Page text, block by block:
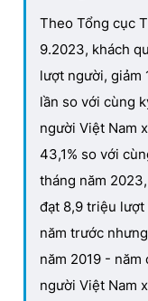
Theo Tổng cục
9.2023, khách
lượt người, giảm
lần so với cùng
người Việt Nam
43,1% so với
tháng năm
đạt 8,9 triệu lượt
năm trước
năm 2019 -
người Việt Nam